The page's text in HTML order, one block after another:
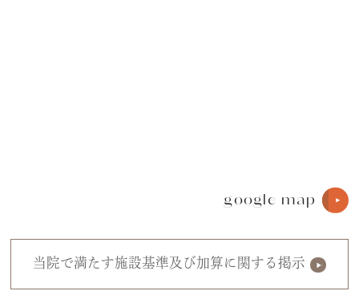
google map
当院で満たす施設基準及び加算に関する掲示